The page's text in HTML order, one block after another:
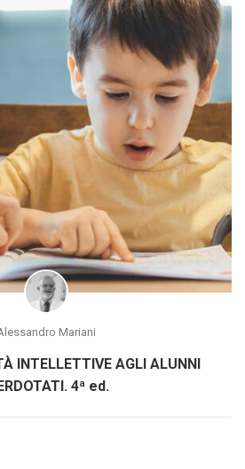
Mariani
INTELLETTIVE AGLI ALUNNI
4ª ed.